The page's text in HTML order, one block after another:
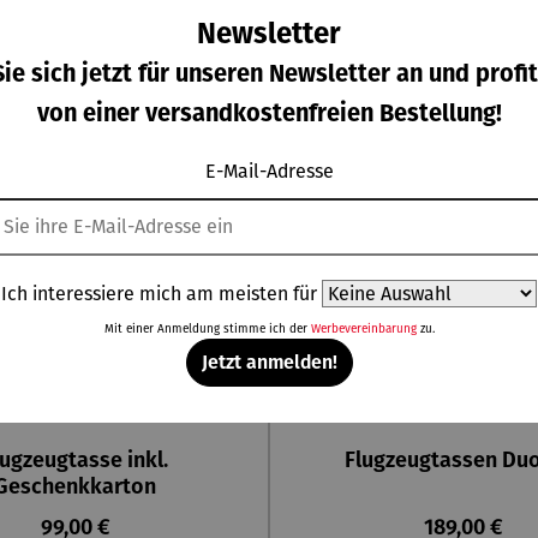
inkl.
Regulärer Preis:
99,00 €
Flugzeugtassen
Regulärer
189,00 €
Newsletter
sich jetzt für unseren Newsletter an und
von einer versandkostenfreien Bestellung!
E-Mail-Adresse
Ich interessiere mich am meisten für
Mit einer Anmeldung stimme ich der Werbevereinbarungzu.
Jetzt anmelden!